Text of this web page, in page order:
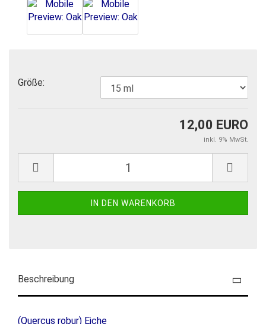
Größe:
12,00 EURO
inkl. 9% MwSt.
Beschreibung
(Quercus robur) Eiche